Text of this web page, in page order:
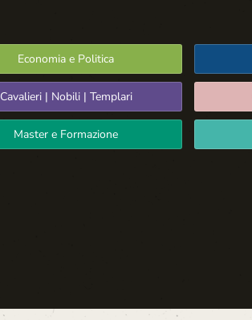
Economia e Politica
Cavalieri | Nobili | Templari
Master e Formazione